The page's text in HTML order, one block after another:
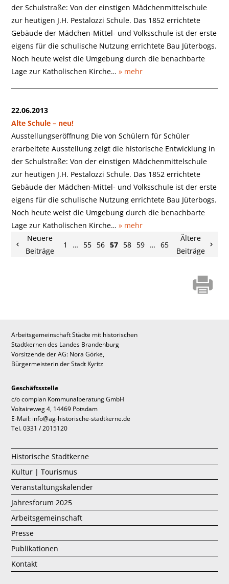
der Schulstraße: Von der einstigen Mädchenmittelschule
zur heutigen J.H. Pestalozzi Schule. Das 1852 errichtete
Gebäude der Mädchen-Mittel- und Volksschule ist der erste
eigens für die schulische Nutzung errichtete Bau Jüterbogs.
Noch heute weist die Umgebung durch die benachbarte
Lage zur Katholischen Kirche…» mehr
22.06.2013
Alte Schule – neu!
Ausstellungseröffnung Die von Schülern für Schüler
erarbeitete Ausstellung zeigt die historische Entwicklung in
der Schulstraße: Von der einstigen Mädchenmittelschule
zur heutigen J.H. Pestalozzi Schule. Das 1852 errichtete
Gebäude der Mädchen-Mittel- und Volksschule ist der erste
eigens für die schulische Nutzung errichtete Bau Jüterbogs.
Noch heute weist die Umgebung durch die benachbarte
Lage zur Katholischen Kirche…» mehr
Neuere
Beiträge
1 … 55 56 57 58 59 … 65
Ältere
Beiträge
Arbeitsgemeinschaft Städte mit historischen
Stadtkernen des Landes Brandenburg
Vorsitzende der AG: Nora Görke,
Bürgermeisterin der Stadt Kyritz
Geschäftsstelle
c/o complan Kommunalberatung GmbH
Voltaireweg 4, 14469 Potsdam
E-Mail: info@ag-historische-stadtkerne.de
Tel. 0331 / 2015120
Historische Stadtkerne
Kultur | Tourismus
Veranstaltungskalender
Jahresforum 2025
Arbeitsgemeinschaft
Presse
Publikationen
Kontakt